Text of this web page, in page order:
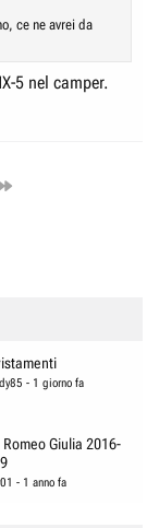
ce ne avrei da
5 nel camper.
- 1 giorno fa
Romeo Giulia 2016-
- 1 anno fa